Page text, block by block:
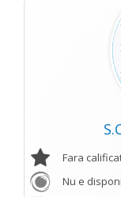
Fara
Nu e